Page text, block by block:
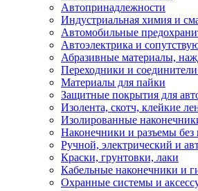
Автопринадлежности
Индустриальная химия и
Автомобильные
Автоэлектрика и
Абразивные материалы,
Переходники и
Материалы для пайки
Защитные покрытия для
Изолента, скотч, клейкие
Изолированные
Наконечники и разъемы без
Ручной, электрический и
Краски, грунтовки, лаки
Кабельные наконечники и
Охранные системы и